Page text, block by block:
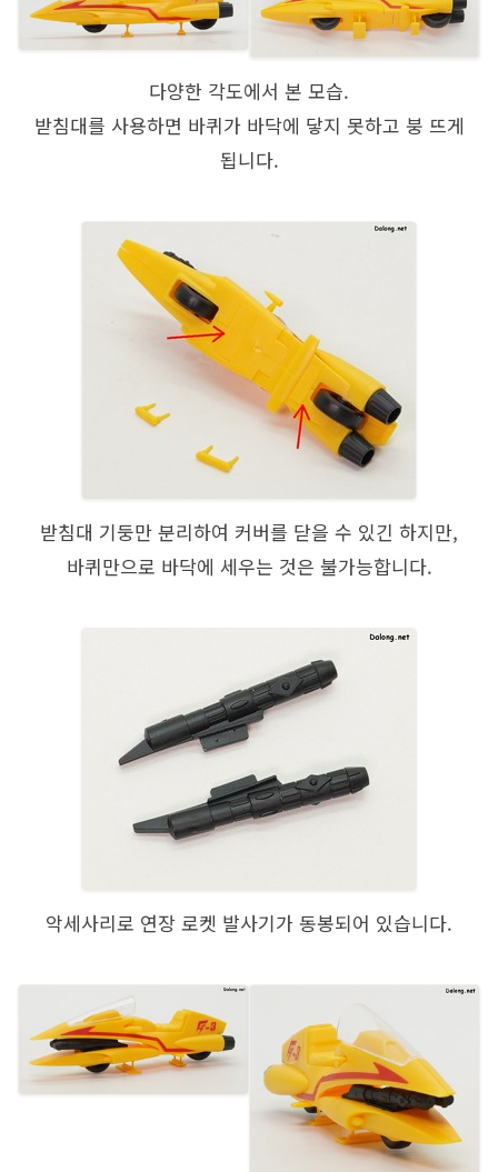
다양한 각도에서 본 모습.
받침대를 사용하면 바퀴가 바닥에 닿지 못하고 붕 뜨게
됩니다.
받침대 기둥만 분리하여 커버를 닫을 수 있긴 하지만,
바퀴만으로 바닥에 세우는 것은 불가능합니다.
악세사리로 연장 로켓 발사기가 동봉되어 있습니다.